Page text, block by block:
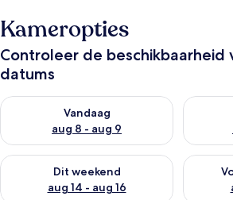
Kameropties
Controleer de beschikbaarheid
datums
Vandaag
aug 8 - aug 9
De beschikbaarheid controleren voor
De
Dit weekend
aug 14 - aug 16
De beschikbaarheid controleren voor
De